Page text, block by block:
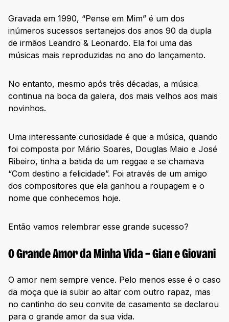
Gravada em 1990, “Pense em Mim” é um dos
inúmeros sucessos sertanejos dos anos 90 da dupla
de irmãos Leandro & Leonardo. Ela foi uma das
músicas mais reproduzidas no ano do lançamento.
No entanto, mesmo após três décadas, a música
continua na boca da galera, dos mais velhos aos mais
novinhos.
Uma interessante curiosidade é que a música, quando
foi composta por Mário Soares, Douglas Maio e José
Ribeiro, tinha a batida de um reggae e se chamava
“Com destino a felicidade”. Foi através de um amigo
dos compositores que ela ganhou a roupagem e o
nome que conhecemos hoje.
Então vamos relembrar esse grande sucesso?
O Grande Amor da Minha Vida – Gian e Giovani
O amor nem sempre vence. Pelo menos esse é o caso
da moça que ia subir ao altar com outro rapaz, mas
no cantinho do seu convite de casamento se declarou
para o grande amor da sua vida.